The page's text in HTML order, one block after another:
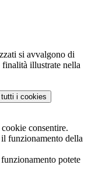
si avvalgono di
illustrate nella
i cookies
consentire.
funzionamento della
potete